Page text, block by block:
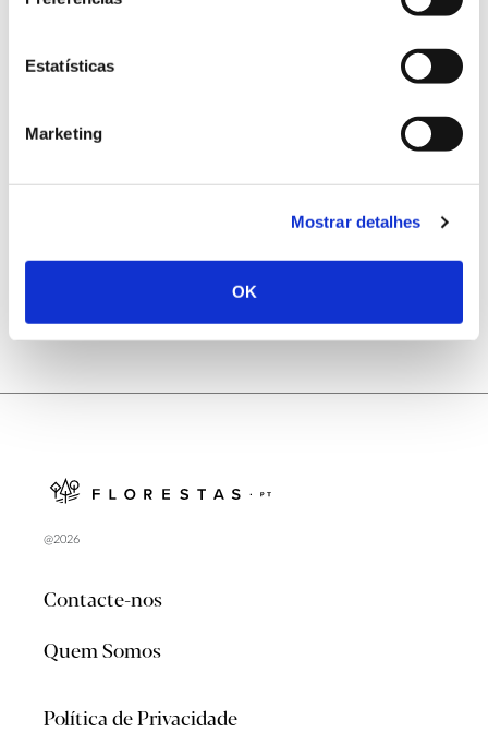
Estatísticas
Marketing
Mostrar detalhes
OK
25.06.2026
Natureza e florestas procuram jovens voluntários
@2026
Contacte-nos
Quem Somos
Política de Privacidade